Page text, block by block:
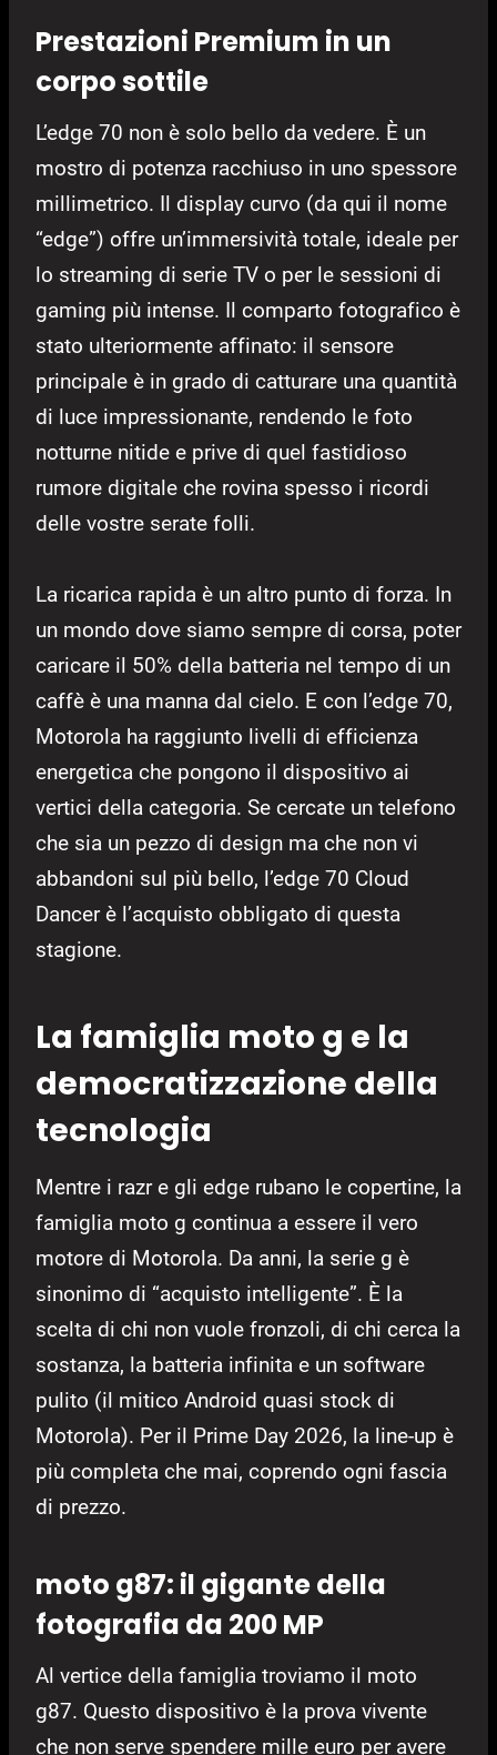
Prestazioni Premium in un
corpo sottile
L’edge 70 non è solo bello da vedere. È un
mostro di potenza racchiuso in uno spessore
millimetrico. Il display curvo (da qui il nome
“edge”) offre un’immersività totale, ideale per
lo streaming di serie TV o per le sessioni di
gaming più intense. Il comparto fotografico è
stato ulteriormente affinato: il sensore
principale è in grado di catturare una quantità
di luce impressionante, rendendo le foto
notturne nitide e prive di quel fastidioso
rumore digitale che rovina spesso i ricordi
delle vostre serate folli.
La ricarica rapida è un altro punto di forza. In
un mondo dove siamo sempre di corsa, poter
caricare il 50% della batteria nel tempo di un
caffè è una manna dal cielo. E con l’edge 70,
Motorola ha raggiunto livelli di efficienza
energetica che pongono il dispositivo ai
vertici della categoria. Se cercate un telefono
che sia un pezzo di design ma che non vi
abbandoni sul più bello, l’edge 70 Cloud
Dancer è l’acquisto obbligato di questa
stagione.
La famiglia moto g e la
democratizzazione della
tecnologia
Mentre i razr e gli edge rubano le copertine, la
famiglia moto g continua a essere il vero
motore di Motorola. Da anni, la serie g è
sinonimo di “acquisto intelligente”. È la
scelta di chi non vuole fronzoli, di chi cerca la
sostanza, la batteria infinita e un software
pulito (il mitico Android quasi stock di
Motorola). Per il Prime Day 2026, la line-up è
più completa che mai, coprendo ogni fascia
di prezzo.
moto g87: il gigante della
fotografia da 200 MP
Al vertice della famiglia troviamo il moto
g87. Questo dispositivo è la prova vivente
che non serve spendere mille euro per avere